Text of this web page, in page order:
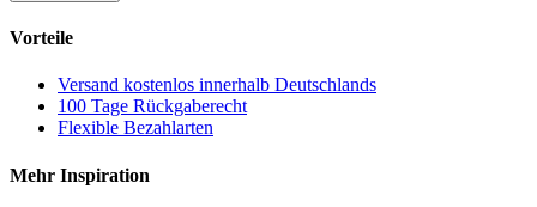
Vorteile
Versand kostenlos innerhalb Deutschlands
100 Tage Rückgaberecht
Flexible Bezahlarten
Mehr Inspiration